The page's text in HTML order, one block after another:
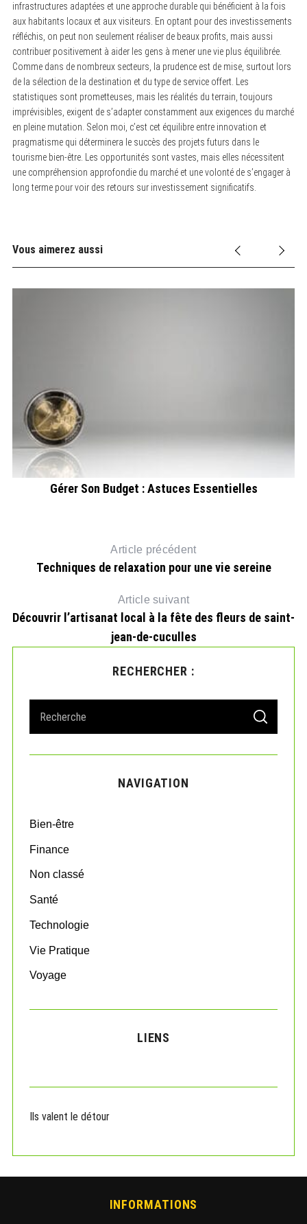
infrastructures adaptées et une approche durable qui bénéficient à la fois
aux habitants locaux et aux visiteurs. En optant pour des investissements
réfléchis, on peut non seulement réaliser de beaux profits, mais aussi
contribuer positivement à aider les gens à mener une vie plus équilibrée.
Comme dans de nombreux secteurs, la prudence est de mise, surtout lors
de la sélection de la destination et du type de service offert. Les
statistiques sont prometteuses, mais les réalités du terrain, toujours
imprévisibles, exigent de s’adapter constamment aux exigences du marché
en pleine mutation. Selon moi, c’est cet équilibre entre innovation et
pragmatisme qui déterminera le succès des projets futurs dans le
tourisme bien-être. Les opportunités sont vastes, mais elles nécessitent
une compréhension approfondie du marché et une volonté de s’engager à
long terme pour voir des retours sur investissement significatifs.
Vous aimerez aussi
Gérer Son Budget : Astuces Essentielles
Article précédent
Techniques de relaxation pour une vie sereine
Article suivant
Découvrir l’artisanat local à la fête des fleurs de saint-
jean-de-cuculles
RECHERCHER :
r
o
:
S
A
C
NAVIGATION
Bien-être
Finance
Non classé
Santé
Technologie
Vie Pratique
Voyage
LIENS
Ils valent le détour
INFORMATIONS